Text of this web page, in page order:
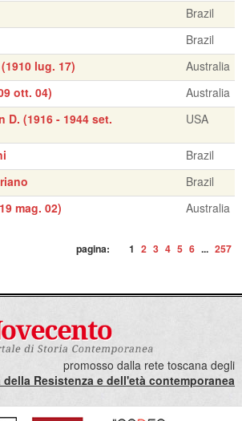
Brazil
Brazil
lug. 17)
Australia
ott. 04)
Australia
D. (1916 - 1944 set.
USA
Brazil
Brazil
mag. 02)
Australia
pagina: 1 2 3 4 5 6 ... 257
promosso dalla rete toscana degli
Resistenza e dell'età contemporanea